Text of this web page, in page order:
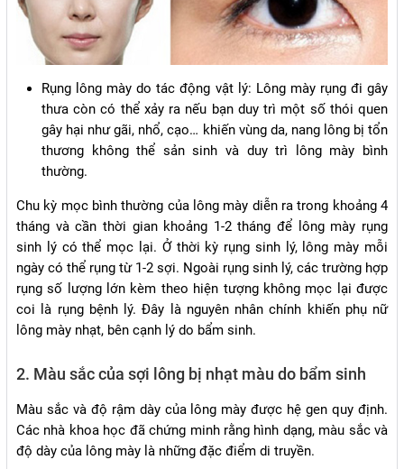
Rụng lông mày do tác động vật lý: Lông mày rụng đi gây
thưa còn có thể xảy ra nếu bạn duy trì một số thói quen
gây hại như gãi, nhổ, cạo… khiến vùng da, nang lông bị tổn
thương không thể sản sinh và duy trì lông mày bình
thường.
Chu kỳ mọc bình thường của lông mày diễn ra trong khoảng 4
tháng và cần thời gian khoảng 1-2 tháng để lông mày rụng
sinh lý có thể mọc lại. Ở thời kỳ rụng sinh lý, lông mày mỗi
ngày có thể rụng từ 1-2 sợi. Ngoài rụng sinh lý, các trường hợp
rụng số lượng lớn kèm theo hiện tượng không mọc lại được
coi là rụng bệnh lý. Đây là nguyên nhân chính khiến phụ nữ
lông mày nhạt, bên cạnh lý do bẩm sinh.
2. Màu sắc của sợi lông bị nhạt màu do bẩm sinh
Màu sắc và độ rậm dày của lông mày được hệ gen quy định.
Các nhà khoa học đã chứng minh rằng hình dạng, màu sắc và
độ dày của lông mày là những đặc điểm di truyền.